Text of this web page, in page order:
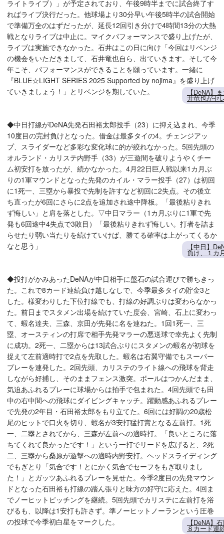
ライトライブ）」が予定されており、午後9時半までに試合終了す
ればライブ決行だった。他球場より30分早い午後5時半の試合開始
で準備万全のはずだったが、延長12回引き分けで4時間13分の大熱
戦となりライブは中止に。マイクパフォーマンスで盛り上げたが、
ライブは実施できなかった。石井はこの日に向け「今回はリベンジ
の機会をいただきまして、石井竜也自ら、出ていきます。そして今
年こそ、パフォーマンスができることを願っています。一緒に
『BLUE☆LIGHT SERIES 2025 Supported by nojima』を盛り上げ
ていきましょう！」とリベンジを期していた。
【DeNA】
井竜也がセ
◆中日打線がDeNA先発石田裕太郎投手（23）に抑え込まれ、今季
10度目の完封負けとなった。借金は最多タイの4。チェンジアッ
プ、スライダーなど多彩な変化球に的が絞れなかった。5回先頭の
オルランド・カリステ内野手（33）が三遊間を破りようやくチー
ム初安打を放ったが、続かなかった。4月22日巨人戦以来1カ月ぶ
りの1軍マウンドとなった先発のカイル・マラー投手（27）は初回
に1死一、三塁から暴投で先制を許すなど初回に2失点。その後立
ち直ったが6回にさらに2点を追加され途中降板。「最後粘りきれ
ず悔しい」と肩を落とした。▽中日マラー（1カ月ぶりに1軍で先
発も6回途中4失点で3敗目）「最後粘りきれず悔しい。打者を詰ま
らせたり弱い当たりを続けていけば、勝てる確率は上がってくるか
なと思う」
【中日】
負け、１カ
◆投打がかみあったDeNAが中日相手に盤石の試合運びで勝ちきっ
た。これで8カード連続負け越しなしで、今季最多タイの貯金3と
した。様変わりした下位打線でも、打線の好調ぶりは変わらなかっ
た。前日までスタメン出場を続けていた度会、宮崎、石上に変わっ
て、蝦名達夫、三森、京田が先発に名を連ねた。1回1死一、三
塁、オースティンの打席で相手先発マラーの悪送球で幸先よく先制
に成功。2死一、二塁からは13試合ぶりにスタメンの蝦名が初球を
捉えて左前適時打で2点を先取した。蝦名は右翼守備でもスーパー
プレーを連発した。2回先頭、カリステのライト線への飛球を背走
しながら好捕し、そのままフェンス激突。ボールはつかんだまま、
気迫あふれるプレーに球場からは拍手で包まれた。4回先頭でも田
中の右中間への飛球にダイビングキャッチ。躍動感あふれるプレー
で先発の2年目・石田裕太郎をもり立てた。6回には好調の20歳松
尾のヒットで口火を切り、蝦名が3安打猛打賞となる左前打。1死
一、二塁とされてから、三森が左前への適時打。「良いところに落
ちてくれて良かったです！」という一打でリードを広げると、2死
二、三塁から桑原が遊撃への適時内野安打。ヘッドスライディング
でもぎとり「気合です！とにかく気合でセーフをもぎ取りまし
た！」とガッツあふれるプレーを見せた。今季2度目の先発マウン
ドとなった石田裕も打線の踏ん張りと味方の好守に応えた。4回ま
でノーヒットピッチングを継続。5回先頭でカリステに左前打を浴
びるも、以降は1安打も許さず。準ノーヒットノーランという圧巻
の投球で今季初白星をマークした。
【DeNA】
８カード連